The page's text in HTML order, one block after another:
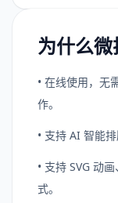
为什么微
• 在线使用，无
作。
• 支持 AI 智能
• 支持 SVG 动
式。